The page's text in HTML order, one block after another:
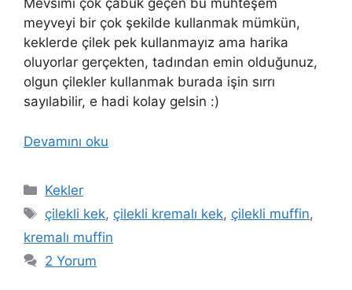
Mevsimi çok çabuk geçen bu muhteşem
meyveyi bir çok şekilde kullanmak mümkün,
keklerde çilek pek kullanmayız ama harika
oluyorlar gerçekten, tadından emin olduğunuz,
olgun çilekler kullanmak burada işin sırrı
sayılabilir, e hadi kolay gelsin :)
Devamını oku
Kategoriler
Kekler
Etiketler
çilekli kek, çilekli kremalı kek, çilekli muffin,
kremalı muffin
2 Yorum